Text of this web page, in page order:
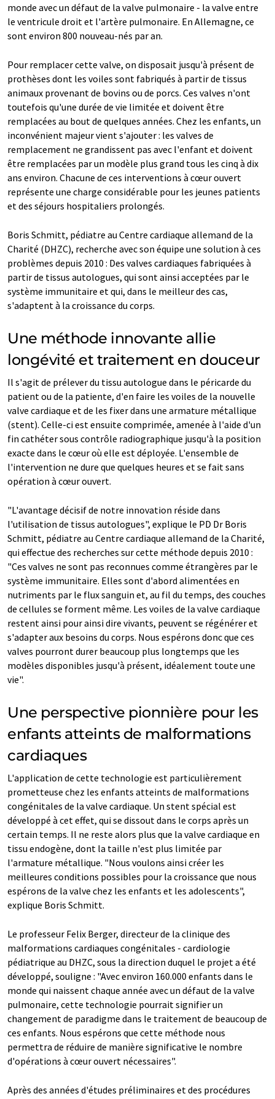
monde avec un défaut de la valve pulmonaire - la valve entre
le ventricule droit et l'artère pulmonaire. En Allemagne, ce
sont environ 800 nouveau-nés par an.
Pour remplacer cette valve, on disposait jusqu'à présent de
prothèses dont les voiles sont fabriqués à partir de tissus
animaux provenant de bovins ou de porcs. Ces valves n'ont
toutefois qu'une durée de vie limitée et doivent être
remplacées au bout de quelques années. Chez les enfants, un
inconvénient majeur vient s'ajouter : les valves de
remplacement ne grandissent pas avec l'enfant et doivent
être remplacées par un modèle plus grand tous les cinq à dix
ans environ. Chacune de ces interventions à cœur ouvert
représente une charge considérable pour les jeunes patients
et des séjours hospitaliers prolongés.
Boris Schmitt, pédiatre au Centre cardiaque allemand de la
Charité (DHZC), recherche avec son équipe une solution à ces
problèmes depuis 2010 : Des valves cardiaques fabriquées à
partir de tissus autologues, qui sont ainsi acceptées par le
système immunitaire et qui, dans le meilleur des cas,
s'adaptent à la croissance du corps.
Une méthode innovante allie
longévité et traitement en douceur
Il s'agit de prélever du tissu autologue dans le péricarde du
patient ou de la patiente, d'en faire les voiles de la nouvelle
valve cardiaque et de les fixer dans une armature métallique
(stent). Celle-ci est ensuite comprimée, amenée à l'aide d'un
fin cathéter sous contrôle radiographique jusqu'à la position
exacte dans le cœur où elle est déployée. L'ensemble de
l'intervention ne dure que quelques heures et se fait sans
opération à cœur ouvert.
"L'avantage décisif de notre innovation réside dans
l'utilisation de tissus autologues", explique le PD Dr Boris
Schmitt, pédiatre au Centre cardiaque allemand de la Charité,
qui effectue des recherches sur cette méthode depuis 2010 :
"Ces valves ne sont pas reconnues comme étrangères par le
système immunitaire. Elles sont d'abord alimentées en
nutriments par le flux sanguin et, au fil du temps, des couches
de cellules se forment même. Les voiles de la valve cardiaque
restent ainsi pour ainsi dire vivants, peuvent se régénérer et
s'adapter aux besoins du corps. Nous espérons donc que ces
valves pourront durer beaucoup plus longtemps que les
modèles disponibles jusqu'à présent, idéalement toute une
vie".
Une perspective pionnière pour les
enfants atteints de malformations
cardiaques
L'application de cette technologie est particulièrement
prometteuse chez les enfants atteints de malformations
congénitales de la valve cardiaque. Un stent spécial est
développé à cet effet, qui se dissout dans le corps après un
certain temps. Il ne reste alors plus que la valve cardiaque en
tissu endogène, dont la taille n'est plus limitée par
l'armature métallique. "Nous voulons ainsi créer les
meilleures conditions possibles pour la croissance que nous
espérons de la valve chez les enfants et les adolescents",
explique Boris Schmitt.
Le professeur Felix Berger, directeur de la clinique des
malformations cardiaques congénitales - cardiologie
pédiatrique au DHZC, sous la direction duquel le projet a été
développé, souligne : "Avec environ 160.000 enfants dans le
monde qui naissent chaque année avec un défaut de la valve
pulmonaire, cette technologie pourrait signifier un
changement de paradigme dans le traitement de beaucoup de
ces enfants. Nous espérons que cette méthode nous
permettra de réduire de manière significative le nombre
d'opérations à cœur ouvert nécessaires".
Après des années d'études préliminaires et des procédures